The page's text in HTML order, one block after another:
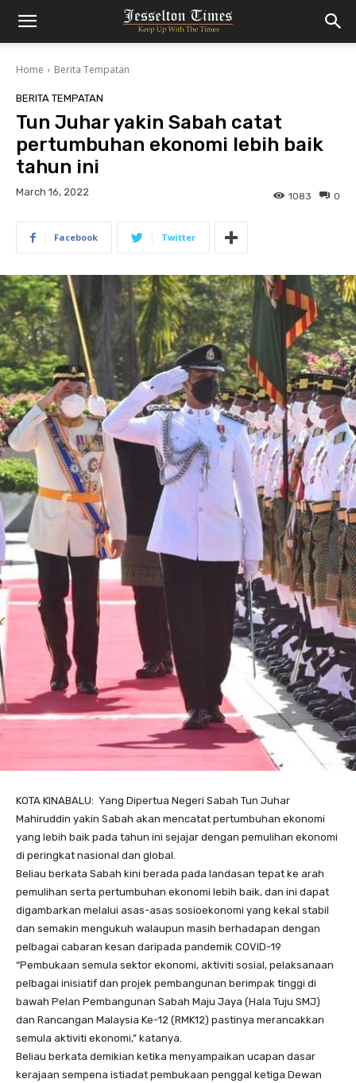
Home Berita Tempatan
BERITA TEMPATAN
Tun Juhar yakin Sabah catat
pertumbuhan ekonomi lebih baik
tahun ini
March 16, 2022 0
1083
Facebook Twitter
KOTA KINABALU: Yang Dipertua Negeri Sabah Tun Juhar
Mahiruddin yakin Sabah akan mencatat pertumbuhan ekonomi
yang lebih baik pada tahun ini sejajar dengan pemulihan ekonomi
di peringkat nasional dan global.
Beliau berkata Sabah kini berada pada landasan tepat ke arah
pemulihan serta pertumbuhan ekonomi lebih baik, dan ini dapat
digambarkan melalui asas-asas sosioekonomi yang kekal stabil
dan semakin mengukuh walaupun masih berhadapan dengan
pelbagai cabaran kesan daripada pandemik COVID-19
“Pembukaan semula sektor ekonomi, aktiviti sosial, pelaksanaan
pelbagai inisiatif dan projek pembangunan berimpak tinggi di
bawah Pelan Pembangunan Sabah Maju Jaya (Hala Tuju SMJ)
dan Rancangan Malaysia Ke-12 (RMK12) pastinya merancakkan
semula aktiviti ekonomi,” katanya.
Beliau berkata demikian ketika menyampaikan ucapan dasar
kerajaan sempena istiadat pembukaan penggal ketiga Dewan